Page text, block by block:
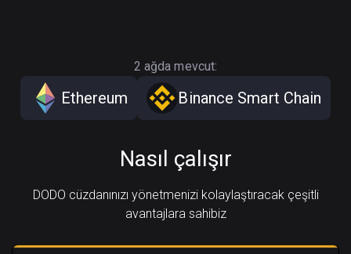
2 ağda mevcut:
Ethereum Binance Smart Chain
Nasıl çalışır
DODO cüzdanınızı yönetmenizi kolaylaştıracak çeşitli
avantajlara sahibiz